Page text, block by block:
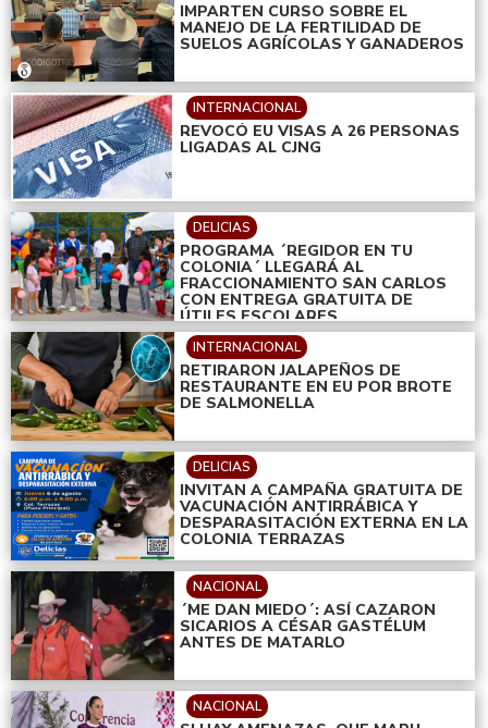
IMPARTEN CURSO SOBRE EL
MANEJO DE LA FERTILIDAD DE
SUELOS AGRÍCOLAS Y GANADEROS
INTERNACIONAL
REVOCÓ EU VISAS A 26 PERSONAS
LIGADAS AL CJNG
DELICIAS
PROGRAMA ´REGIDOR EN TU
COLONIA´ LLEGARÁ AL
FRACCIONAMIENTO SAN CARLOS
CON ENTREGA GRATUITA DE
ÚTILES ESCOLARES
INTERNACIONAL
RETIRARON JALAPEÑOS DE
RESTAURANTE EN EU POR BROTE
DE SALMONELLA
DELICIAS
INVITAN A CAMPAÑA GRATUITA DE
VACUNACIÓN ANTIRRÁBICA Y
DESPARASITACIÓN EXTERNA EN LA
COLONIA TERRAZAS
NACIONAL
´ME DAN MIEDO´: ASÍ CAZARON
SICARIOS A CÉSAR GASTÉLUM
ANTES DE MATARLO
NACIONAL